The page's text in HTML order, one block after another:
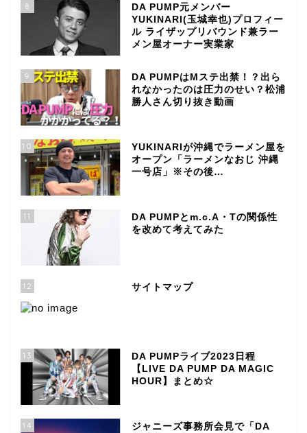
8
DA PUMP元メンバー
YUKINARI(玉城幸也)プロフィー
ル ライザップリバウンド兼ラー
メン屋オーナー実業家
9
DA PUMPはMステ出禁！？出ら
れなかったのは圧力のせい？松浦
勝人さん切り抜き動画
10
YUKINARIが沖縄でラーメン屋を
オープン「ラーメンなおじ 沖縄
一号店」※その後…
11
DA PUMPとm.c.A・Tの関係性
を改めて考えてみた
12 サイトマップ
13
DA PUMPライブ2023日程
【LIVE DA PUMP DA MAGIC
HOUR】まとめ☆
14
ジャニーズ事務所会見で「DA